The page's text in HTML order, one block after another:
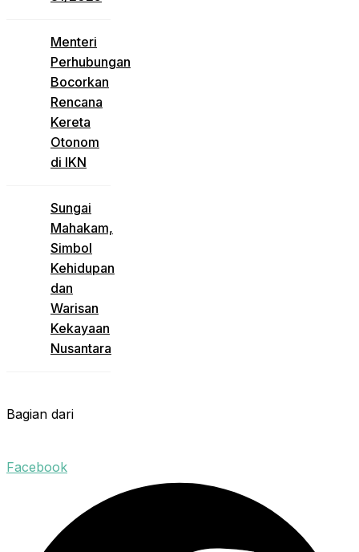
Menteri
Perhubungan
Bocorkan
Rencana
Kereta
Otonom
di IKN
Sungai
Mahakam,
Simbol
Kehidupan
dan
Warisan
Kekayaan
Nusantara
Bagian dari
Facebook